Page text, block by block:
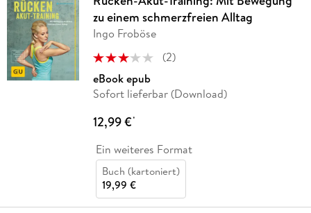
zu einem schmerzfreien Alltag
Ingo Froböse
(2)
eBook epub
Sofort lieferbar (Download)
12,99 €*
Ein weiteres Format
Buch (kartoniert)
19,99 €